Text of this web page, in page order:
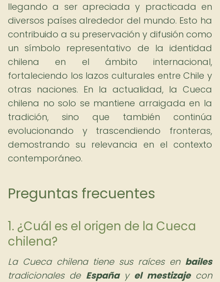
llegando a ser apreciada y practicada en
diversos países alrededor del mundo. Esto ha
contribuido a su preservación y difusión como
un símbolo representativo de la identidad
chilena en el ámbito internacional,
fortaleciendo los lazos culturales entre Chile y
otras naciones. En la actualidad, la Cueca
chilena no solo se mantiene arraigada en la
tradición, sino que también continúa
evolucionando y trascendiendo fronteras,
demostrando su relevancia en el contexto
contemporáneo.
Preguntas frecuentes
1. ¿Cuál es el origen de la Cueca
chilena?
La Cueca chilena tiene sus raíces en bailes
tradicionales de Españay el mestizajecon